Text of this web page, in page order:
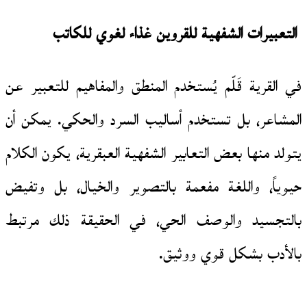
التعبيرات الشفهية للقروين غذاء لغوي للكاتب
في القرية قَلّم يُستخدم المنطق والمفاهيم للتعبير عن
المشاعر، بل تستخدم أساليب السرد والحكي. يمكن أن
يتولد منها بعض التعابير الشفهية العبقرية، يكون الكلام
حيوياً، واللغة مفعمة بالتصوير والخيال، بل وتفيض
بالتجسيد والوصف الحي، في الحقيقة ذلك مرتبط
بالأدب بشكل قوي ووثيق.